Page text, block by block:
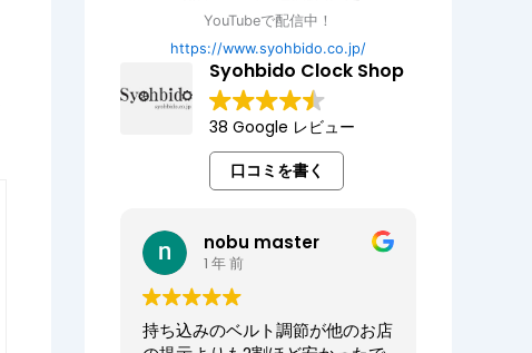
YouTubeで配信中！
https://www.syohbido.co.jp/
Syohbido Clock Shop
38 Google レビュー
口コミを書く
nobu master
1 年 前
持ち込みのベルト調節が他のお店